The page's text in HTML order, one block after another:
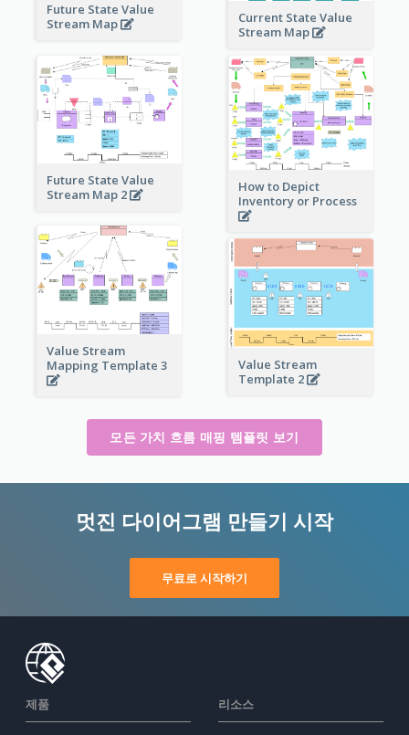
Future State Value
Stream Map
Current State Value
Stream Map
Future State Value
Stream Map 2
How to Depict
Inventory or Process
Value Stream
Mapping Template 3
Value Stream
Template 2
모든 가치 흐름 매핑 템플릿 보기
멋진 다이어그램 만들기 시작
무료로 시작하기
제품 리소스